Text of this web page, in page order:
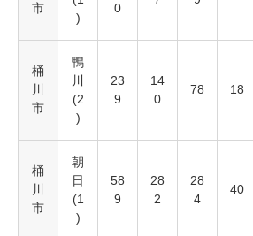
市
)
0
桶
川
市
鴨
川
(2
)
23
9
14
0
78 18
桶
川
市
朝
日
(1
)
58
9
28
2
28
4
40